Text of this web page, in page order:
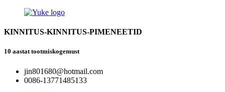
KINNITUS-KINNITUS-PIMENEETID
10 aastat tootmiskogemust
jin801680@hotmail.com
0086-13771485133